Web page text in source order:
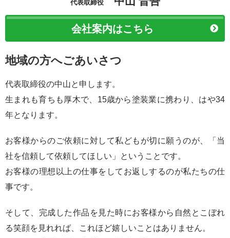
代表取締役
会社案内はこちら
地域の方へごあいさつ
代表取締役の中山と申します。
生まれも育ちも厚木で、15歳から塗装業に携わり、はや34
年となります。
お客様からのご依頼に対して私どもが切に願うのが、「当
社を信頼して依頼してほしい」ということです。
お客様の理想以上の仕事をしてお返しするのが私たちの仕
事です。
そして、完成した作品を見た時にお客様から自然とこぼれ
る笑顔を見れれば、これほど嬉しいことはありません。